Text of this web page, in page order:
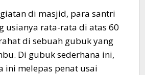
di masjid, para santri
usianya rata-rata di atas 60
di sebuah gubuk yang
Di gubuk sederhana ini,
ini melepas penat usai